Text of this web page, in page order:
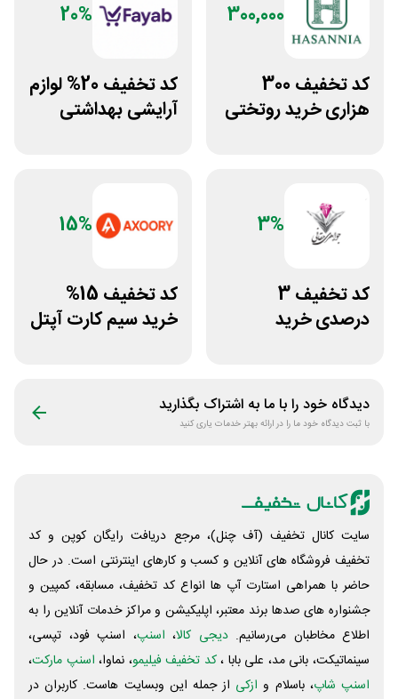
300,000
کد تخفیف 300
هزاری خرید روتختی
20%
کد تخفیف 20% لوازم
آرایشی بهداشتی
3%
کد تخفیف 3
درصدی خرید
15%
کد تخفیف 15%
خرید سیم کارت آپتل
دیدگاه خود را با ما به اشتراک بگذارید
با ثبت دیدگاه خود ما را در ارائه بهتر خدمات یاری کنید
سایت کانال تخفیف (آف چنل)، مرجع دریافت رایگان کوپن و کد
تخفیف فروشگاه های آنلاین و کسب و‌ کارهای اینترنتی است. در حال
حاضر با همراهی استارت آپ ها انواع کد تخفیف، مسابقه، کمپین و
جشنواره های صدها برند معتبر، اپلیکیشن و مراکز خدمات آنلاین را به
اطلاع مخاطبان می‌رسانیم. دیجی کالا، اسنپ، اسنپ فود، تپسی،
سینماتیکت، بانی مد، علی‌ بابا ،کد تخفیف فیلیمو، نماوا، اسنپ مارکت،
اسنپ شاپ، باسلام و ازکی از جمله این وبسایت ‌هاست. کاربران در